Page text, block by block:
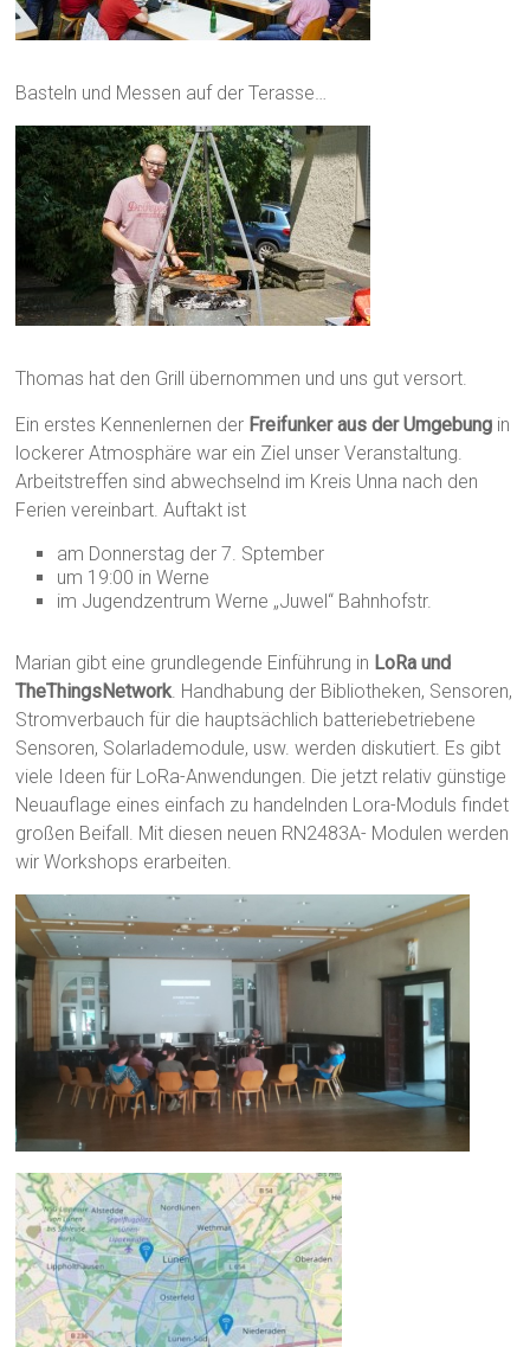
Basteln und Messen auf der Terasse…
Thomas hat den Grill übernommen und uns gut versort.
Ein erstes Kennenlernen der Freifunker aus der Umgebung in
lockerer Atmosphäre war ein Ziel unser Veranstaltung.
Arbeitstreffen sind abwechselnd im Kreis Unna nach den
Ferien vereinbart. Auftakt ist
am Donnerstag der 7. Sptember
um 19:00 in Werne
im Jugendzentrum Werne „Juwel“ Bahnhofstr.
Marian gibt eine grundlegende Einführung in LoRa und
TheThingsNetwork. Handhabung der Bibliotheken, Sensoren,
Stromverbauch für die hauptsächlich batteriebetriebene
Sensoren, Solarlademodule, usw. werden diskutiert. Es gibt
viele Ideen für LoRa-Anwendungen. Die jetzt relativ günstige
Neuauflage eines einfach zu handelnden Lora-Moduls findet
großen Beifall. Mit diesen neuen RN2483A- Modulen werden
wir Workshops erarbeiten.